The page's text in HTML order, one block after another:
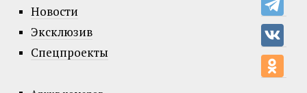
Новости
Эксклюзив
Спецпроекты